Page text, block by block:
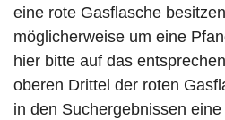
eine rote Gasflasche
möglicherweise um eine
hier bitte auf das
oberen Drittel der roten
in den Suchergebnissen